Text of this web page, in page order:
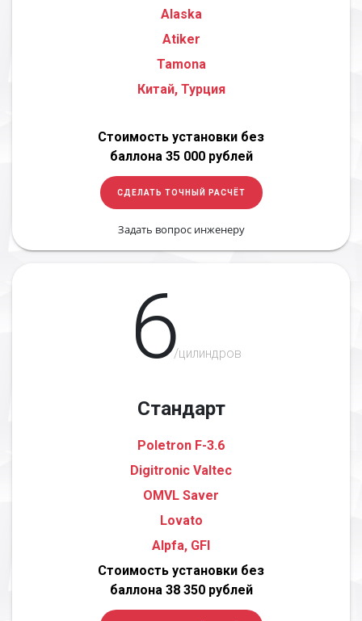
Alaska
Atiker
Tamona
Китай, Турция
Стоимость установки без
баллона 35 000 рублей
СДЕЛАТЬ ТОЧНЫЙ РАСЧЁТ
Задать вопрос инженеру
6/цилиндров
Стандарт
Poletron F-3.6
Digitronic Valtec
OMVL Saver
Lovato
Alpfa, GFI
Стоимость установки без
баллона 38 350 рублей